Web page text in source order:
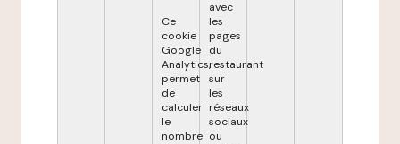
Ce
cookie
Google
Analytics,
permet
de
calculer
le
nombre
avec
les
pages
du
restaurant
sur
les
réseaux
sociaux
ou